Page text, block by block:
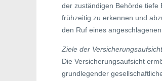
der zuständigen Behörde tiefe
frühzeitig zu erkennen und
den Ruf eines
Ziele der Versicherungsaufsicht
Die Versicherungsaufsicht
grundlegender